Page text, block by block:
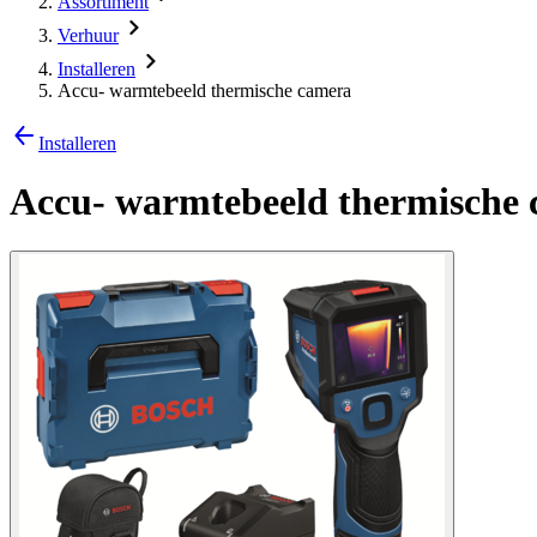
Verhuur
Installeren
Accu- warmtebeeld thermische camera
Installeren
Accu- warmtebeeld thermische